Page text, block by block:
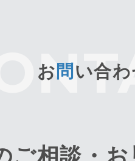
お 問 い合
ご相談・